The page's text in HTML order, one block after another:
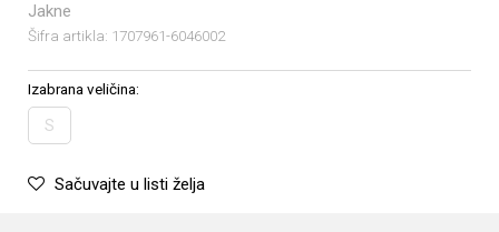
Jakne
Šifra artikla: 1707961-6046002
Izabrana veličina:
S
Sačuvajte u listi želja